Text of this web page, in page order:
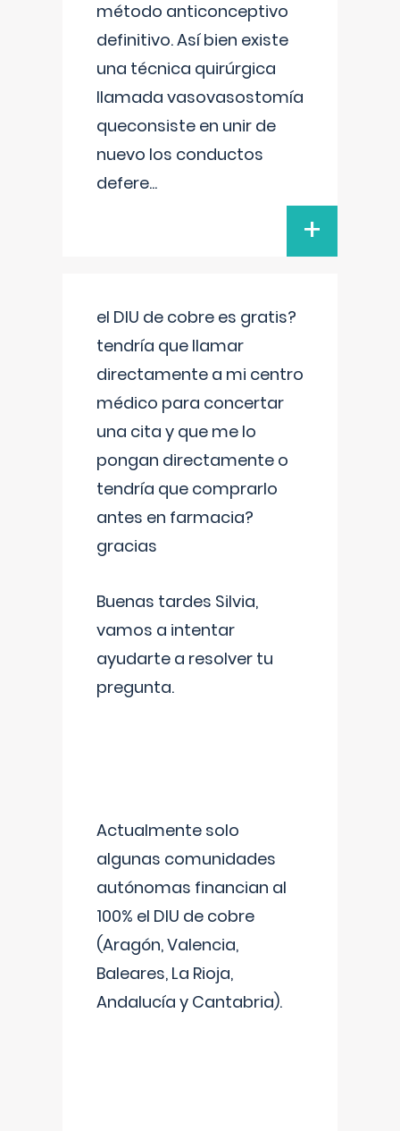
método anticonceptivo
definitivo. Así bien existe
una técnica quirúrgica
llamada vasovasostomía
queconsiste en unir de
nuevo los conductos
defere...
+
el DIU de cobre es gratis?
tendría que llamar
directamente a mi centro
médico para concertar
una cita y que me lo
pongan directamente o
tendría que comprarlo
antes en farmacia?
gracias
Buenas tardes Silvia,
vamos a intentar
ayudarte a resolver tu
pregunta.
Actualmente solo
algunas comunidades
autónomas financian al
100% el DIU de cobre
(Aragón, Valencia,
Baleares, La Rioja,
Andalucía y Cantabria).